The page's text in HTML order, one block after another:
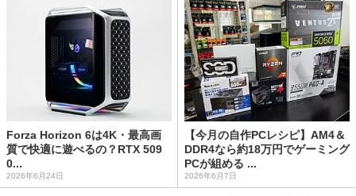
Forza Horizon 6は4K・最高画
質で快適に遊べるの？RTX 509
0...
2026年6月24日
【今月の自作PCレシピ】AM4＆
DDR4なら約18万円でゲーミング
PCが組める ...
2026年6月7日